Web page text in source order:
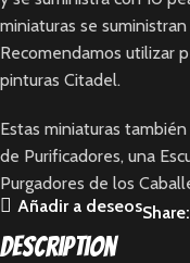
miniaturas se
Recomendamos utilizar
pinturas Citadel.
Estas miniaturas
de Purificadores, una
Purgadores de los
Añadir a deseosShare:
Description